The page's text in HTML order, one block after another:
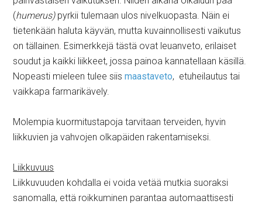
(humerus) pyrkii tulemaan ulos nivelkuopasta. Näin ei
tietenkään haluta käyvän, mutta kuvainnollisesti vaikutus
on tällainen. Esimerkkejä tästä ovat leuanveto, erilaiset
soudut ja kaikki liikkeet, jossa painoa kannatellaan käsillä.
Nopeasti mieleen tulee siismaastaveto, etuheilautus tai
vaikkapa farmarikävely.
Molempia kuormitustapoja tarvitaan terveiden, hyvin
liikkuvien ja vahvojen olkapäiden rakentamiseksi.
Liikkuvuus
Liikkuvuuden kohdalla ei voida vetää mutkia suoraksi
sanomalla, että roikkuminen parantaa automaattisesti